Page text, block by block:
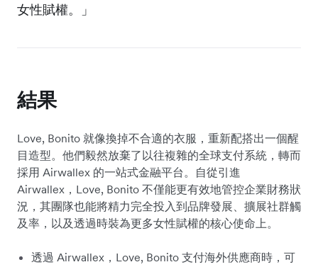
女性賦權。」
結果
Love, Bonito 就像換掉不合適的衣服，重新配搭出一個醒
目造型。他們毅然放棄了以往複雜的全球支付系統，轉而
採用 Airwallex 的一站式金融平台。自從引進
Airwallex，Love, Bonito 不僅能更有效地管控企業財務狀
況，其團隊也能將精力完全投入到品牌發展、擴展社群觸
及率，以及透過時裝為更多女性賦權的核心使命上。
透過 Airwallex，Love, Bonito 支付海外供應商時，可